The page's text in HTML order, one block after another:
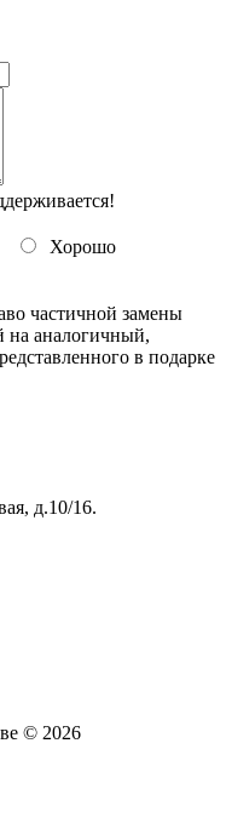
Хорошо
частичной замены
на аналогичный,
в подарке
д.10/16.
© 2026